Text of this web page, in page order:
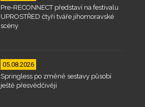
Pre-RECONNECT představí na festivalu
UPROSTŘED čtyři tváře jihomoravské
scény
05.08.2026
Springless po změně sestavy působí
ještě přesvědčivěji